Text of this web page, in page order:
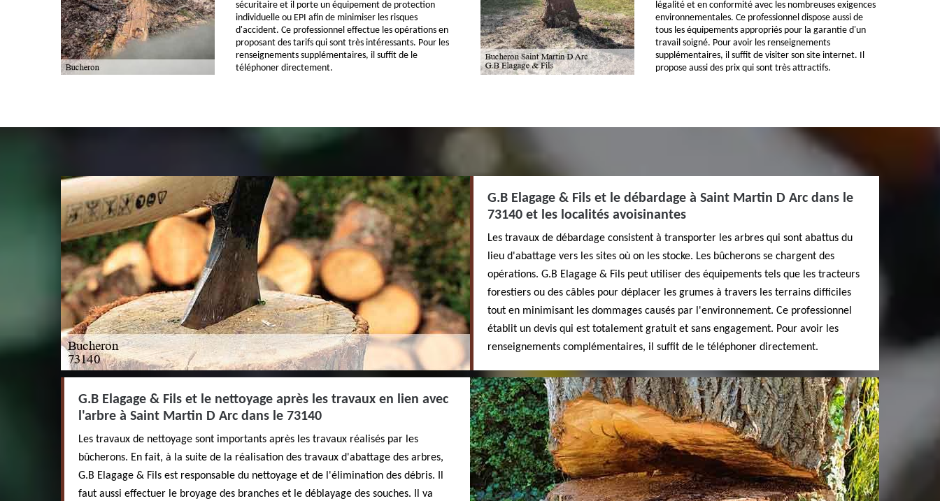
sécuritaire et il porte un équipement de protection
individuelle ou EPI afin de minimiser les risques
d'accident. Ce professionnel effectue les opérations en
proposant des tarifs qui sont très intéressants. Pour les
renseignements supplémentaires, il suffit de le
téléphoner directement.
légalité et en conformité avec les nombreuses exigences
environnementales. Ce professionnel dispose aussi de
tous les équipements appropriés pour la garantie d'un
travail soigné. Pour avoir les renseignements
supplémentaires, il suffit de visiter son site internet. Il
propose aussi des prix qui sont très attractifs.
G.B Elagage & Fils et le débardage à Saint Martin D Arc dans le
73140 et les localités avoisinantes
Les travaux de débardage consistent à transporter les arbres qui sont abattus du
lieu d'abattage vers les sites où on les stocke. Les bûcherons se chargent des
opérations. G.B Elagage & Fils peut utiliser des équipements tels que les tracteurs
forestiers ou des câbles pour déplacer les grumes à travers les terrains difficiles
tout en minimisant les dommages causés par l'environnement. Ce professionnel
établit un devis qui est totalement gratuit et sans engagement. Pour avoir les
renseignements complémentaires, il suffit de le téléphoner directement.
G.B Elagage & Fils et le nettoyage après les travaux en lien avec
l'arbre à Saint Martin D Arc dans le 73140
Les travaux de nettoyage sont importants après les travaux réalisés par les
bûcherons. En fait, à la suite de la réalisation des travaux d'abattage des arbres,
G.B Elagage & Fils est responsable du nettoyage et de l'élimination des débris. Il
faut aussi effectuer le broyage des branches et le déblayage des souches. Il va